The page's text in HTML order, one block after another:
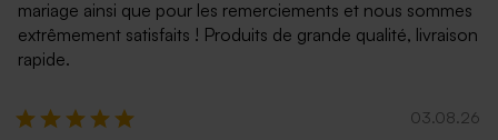
Couronne fleurs séchées à
personnaliser
Cloche fleurs séchées et son
message personnalisé
mariage ainsi que pour les remerciements et nous sommes
extrêmement satisfaits ! Produits de grande qualité, livraison
rapide.
03.08.26